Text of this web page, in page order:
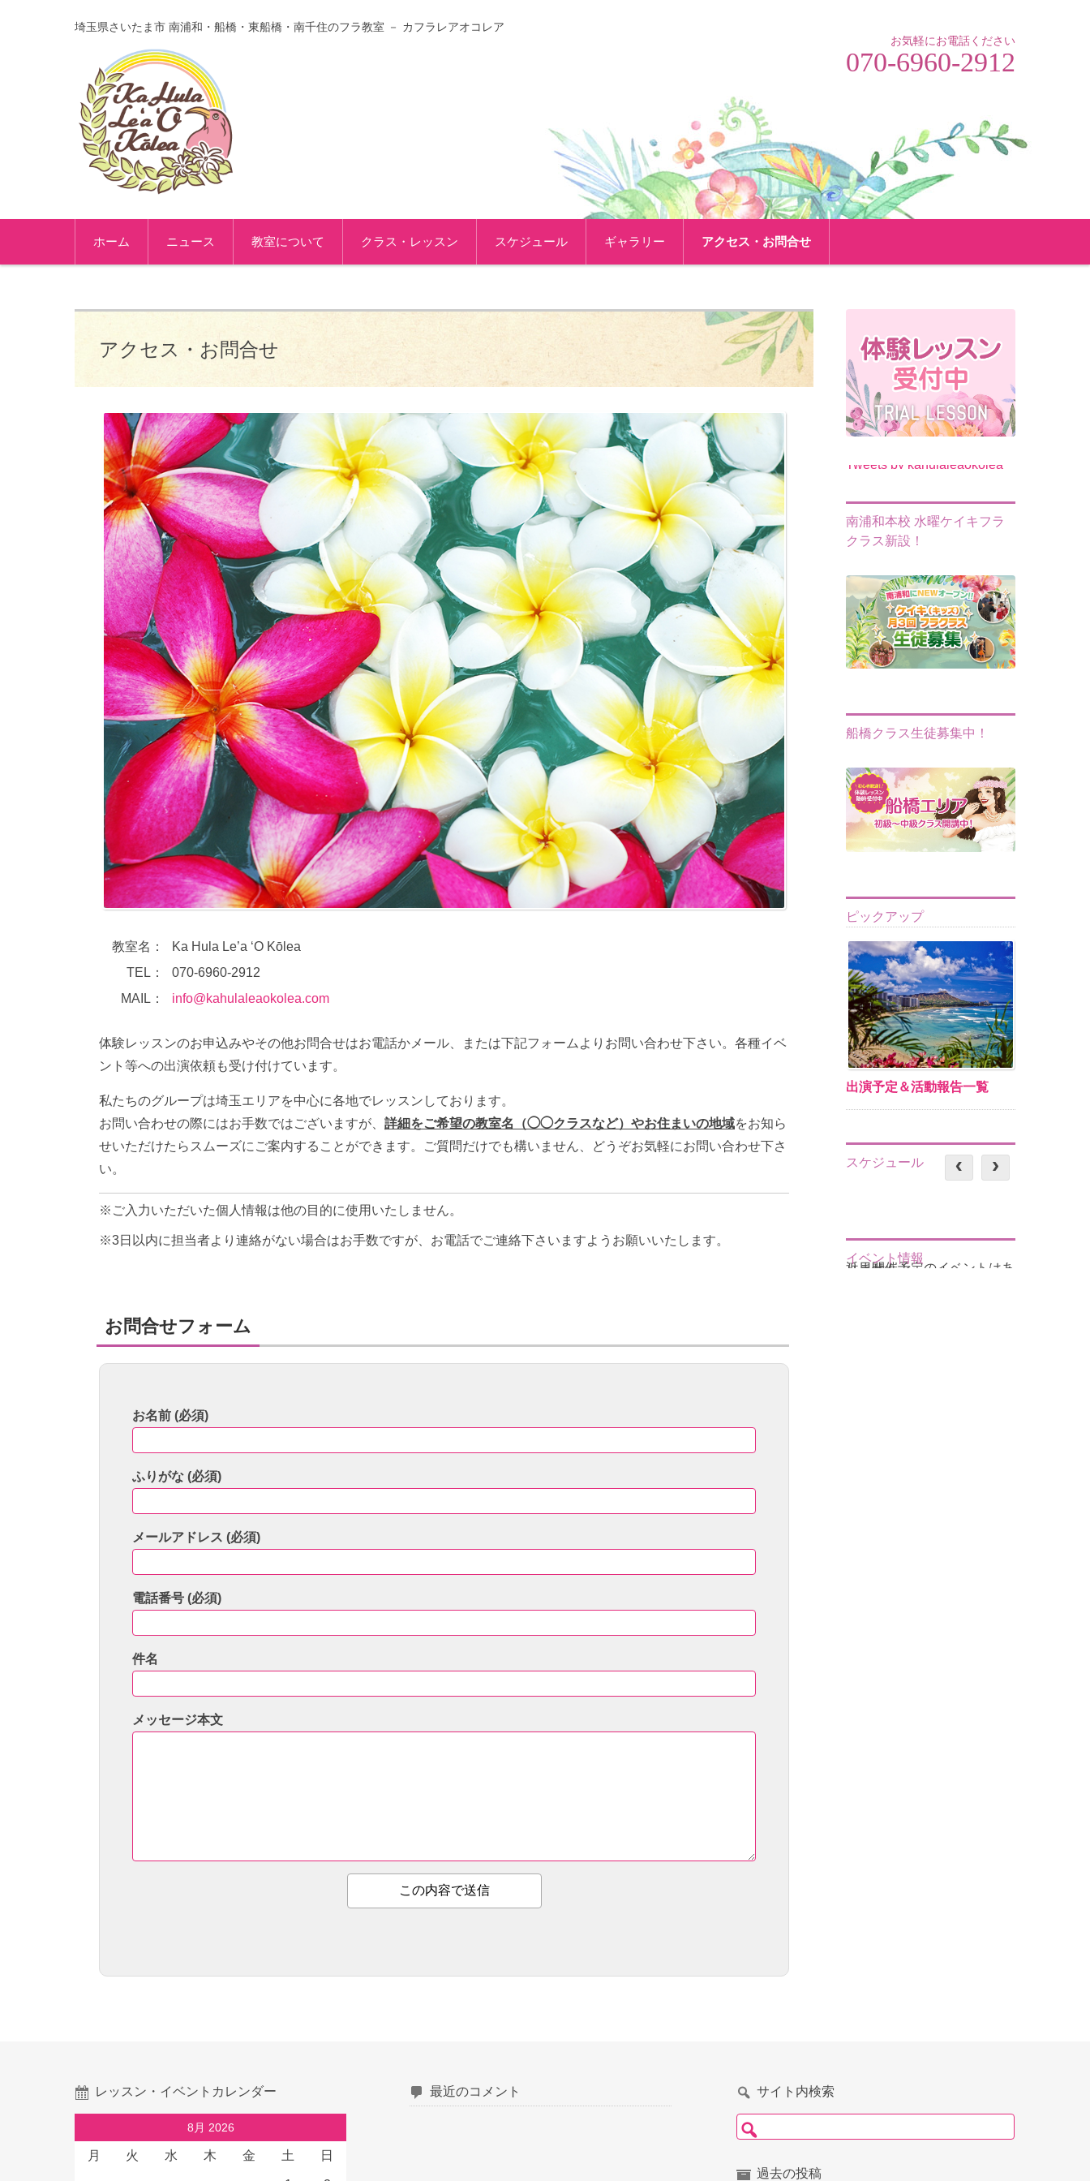
埼玉県さいたま市 南浦和・船橋・東船橋・南千住のフラ教室 － カフラレアオコレア
お気軽にお電話ください
070-6960-2912
コンテンツに移動
ホーム
ニュース 教室について クラス・レッスン スケジュール ギャラリー アクセス・お問合せ
アクセス・お問合せ
教室名：
Ka Hula Le’a ‘O Kōlea
TEL：
070-6960-2912
MAIL：
info@kahulaleaokolea.com
体験レッスンのお申込みやその他お問合せはお電話かメール、または下記フォームよりお問い合わせ下さい。各種イベ
ント等への出演依頼も受け付けています。
私たちのグループは埼玉エリアを中心に各地でレッスンしております。
お問い合わせの際にはお手数ではございますが、 詳細をご希望の教室名（◯◯クラスなど）やお住まいの地域をお知ら
せいただけたらスムーズにご案内することができます。ご質問だけでも構いません、どうぞお気軽にお問い合わせ下さ
い。
※ご入力いただいた個人情報は他の目的に使用いたしません。
※3日以内に担当者より連絡がない場合はお手数ですが、お電話でご連絡下さいますようお願いいたします。
お問合せフォーム
お名前 (必須)
ふりがな (必須)
メールアドレス (必須)
電話番号 (必須)
件名
メッセージ本文
Tweets by kahulaleaokolea
南浦和本校 水曜ケイキフラ
クラス新設！
船橋クラス生徒募集中！
ピックアップ
出演予定＆活動報告一覧
スケジュール
イベント情報
近日開催予定のイベントはありません
レッスン・イベントカレンダー
8月 2026
月 火 水 木 金 土 日
最近のコメント サイト内検索
検索:
過去の投稿